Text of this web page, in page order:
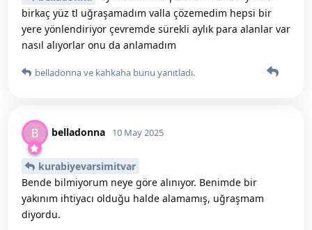
birkaç yüz tl uğraşamadım valla çözemedim hepsi bir
yere yönlendiriyor çevremde sürekli aylık para alanlar var
nasıl alıyorlar onu da anlamadım
belladonnave kahkaha bunu yanıtladı.
B belladonna 10 May 2025
kurabiyevarsimitvar
Bende bilmiyorum neye göre alınıyor. Benimde bir
yakınım ihtiyacı olduğu halde alamamış, uğraşmam
diyordu.